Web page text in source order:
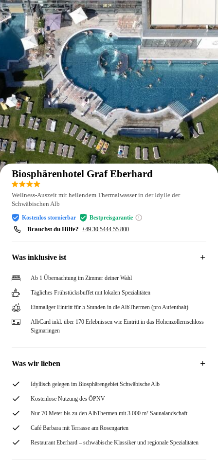
Auf der Karte anzeigen
Biosphärenhotel Graf Eberhard
Wellness-Auszeit mit heilendem Thermalwasser in der Idylle der
Schwäbischen Alb
Kostenlos stornierbar Bestpreisgarantie
Brauchst du Hilfe? +49 30 5444 55 800
Was inklusive ist
Ab 1 Übernachtung im Zimmer deiner Wahl
Tägliches Frühstücksbuffet mit lokalen Spezialitäten
Einmaliger Eintritt für 5 Stunden in die AlbThermen (pro Aufenthalt)
AlbCard inkl. über 170 Erlebnissen wie Eintritt in das Hohenzollernschloss
Sigmaringen
Was wir lieben
Idyllisch gelegen im Biosphärengebiet Schwäbische Alb
Kostenlose Nutzung des ÖPNV
Nur 70 Meter bis zu den AlbThermen mit 3.000 m² Saunalandschaft
Café Barbara mit Terrasse am Rosengarten
Restaurant Eberhard – schwäbische Klassiker und regionale Spezialitäten